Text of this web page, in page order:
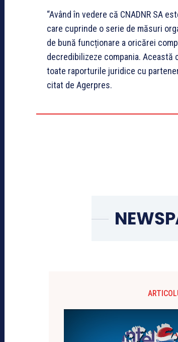
“Având în vedere că CNADNR SA
care cuprinde o serie de măsuri
de bună funcționare a oricărei
decredibilizeze compania. Această
toate raporturile juridice cu
citat de Agerpres.